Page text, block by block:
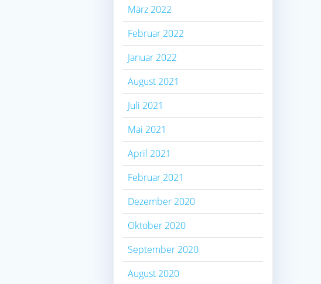
März 2022
Februar 2022
Januar 2022
August 2021
Juli 2021
Mai 2021
April 2021
Februar 2021
Dezember 2020
Oktober 2020
September 2020
August 2020